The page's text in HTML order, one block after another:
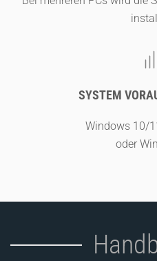
SYSTEM
Windows 10/
oder